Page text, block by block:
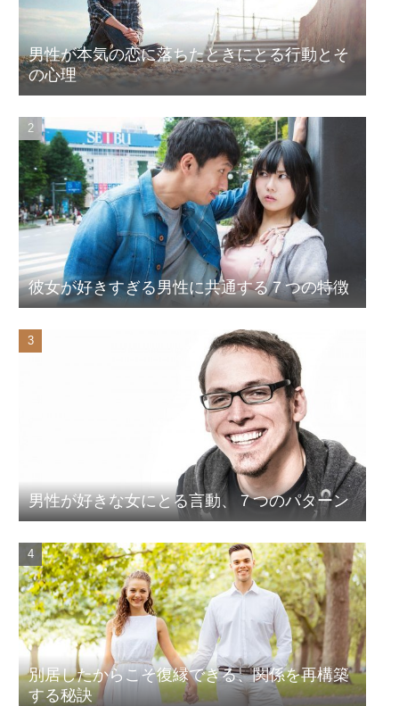
男性が本気の恋に落ちたときにとる行動とそ
の心理
彼女が好きすぎる男性に共通する７つの特徴
男性が好きな女にとる言動、７つのパターン
別居したからこそ復縁できる、関係を再構築
する秘訣